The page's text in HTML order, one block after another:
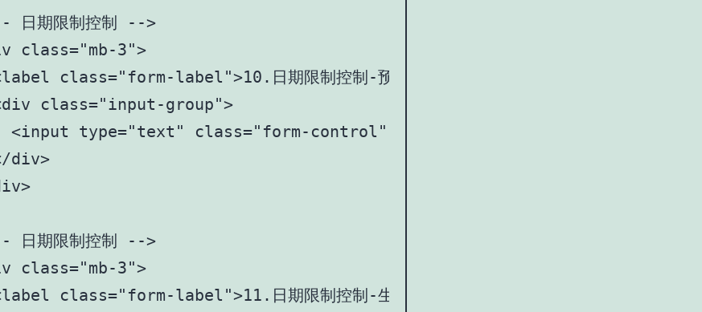
日期限制控制 -->
class="mb-3">
class="form-label">10.日期限制控制-预订日期选择（今天起3个月内，禁用过去日
class="input-group">
<input type="text" class="form-control" id="checkin-date">
div>
日期限制控制 -->
class="mb-3">
class="form-label">11.日期限制控制-生日选择器（限制1980-2026年出生）：</